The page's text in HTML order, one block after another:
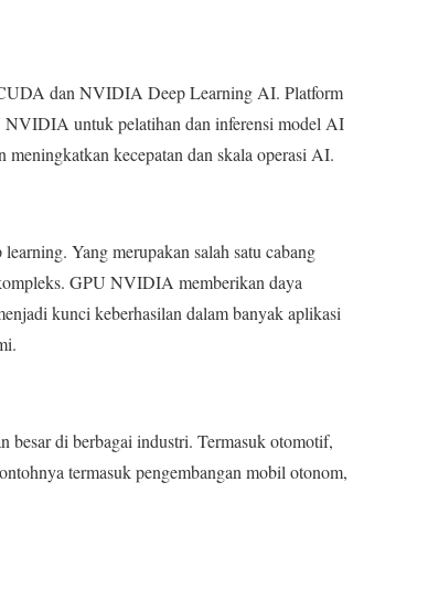
dan NVIDIA Deep Learning AI. Platform
NVIDIA untuk pelatihan dan inferensi model AI
meningkatkan kecepatan dan skala operasi AI.
Yang merupakan salah satu cabang
GPU NVIDIA memberikan daya
kunci keberhasilan dalam banyak aplikasi
besar di berbagai industri. Termasuk otomotif,
termasuk pengembangan mobil otonom,